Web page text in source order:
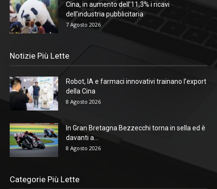
Cina, in aumento dell’11,3% i ricavi
dell’industria pubblicitaria
7 Agosto 2026
Notizie Più Lette
Robot, IA e farmaci innovativi trainano l’export
della Cina
8 Agosto 2026
In Gran Bretagna Bezzecchi torna in sella ed è
davanti a...
8 Agosto 2026
Categorie Più Lette